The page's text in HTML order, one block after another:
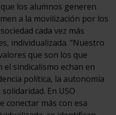
los alumnos generen
a la movilización por los
cada vez más
individualizada. “Nuestro
que son los que
el sindicalismo echan en
política, la autonomía
En USO
conectar más con esa